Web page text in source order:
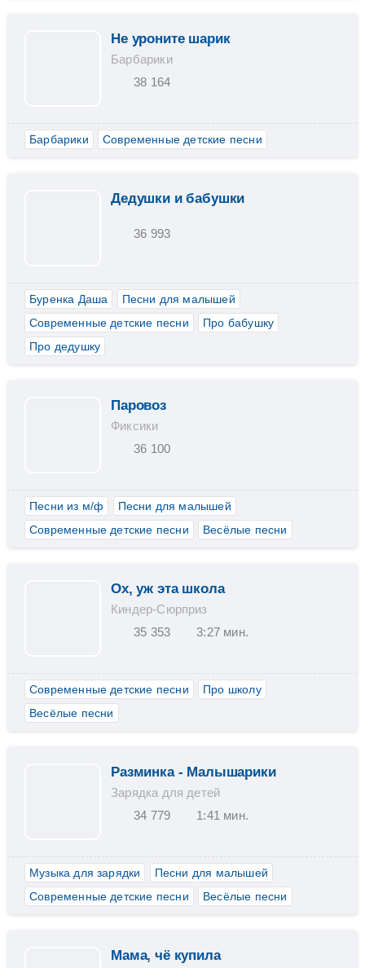
Не уроните шарик
Барбарики
38 164
Барбарики Современные детские песни
Дедушки и бабушки
36 993
Буренка Даша
Песни для малышей
Современные детские песни
Про бабушку
Про дедушку
Паровоз
Фиксики
36 100
Песни из м/ф
Песни для малышей
Современные детские песни
Весёлые песни
Ох, уж эта школа
Киндер-Сюрприз
35 353
3:27 мин.
Современные детские песни
Про школу
Весёлые песни
Разминка - Малышарики
Зарядка для детей
34 779
1:41 мин.
Музыка для зарядки
Песни для малышей
Современные детские песни
Весёлые песни
Мама, чё купила